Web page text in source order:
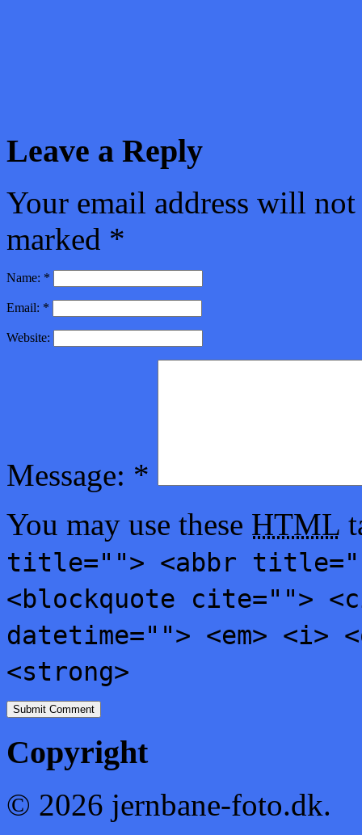
Leave a Reply
Your email address will
marked *
Name: *
Email: *
Website:
Message: *
You may use these HTML
title=""> <abbr
<blockquote cite="">
datetime=""> <em>
<strong>
Copyright
© 2026 jernbane-foto.dk.